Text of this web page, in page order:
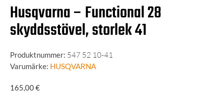
Husqvarna – Functional 28
skyddsstövel, storlek 41
Produktnummer: 547 52 10-41
Varumärke: HUSQVARNA
165,00€